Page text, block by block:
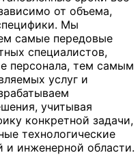
от объема,
Мы
самые передовые
специалистов,
персонала, тем самым
услуг и
учитывая
конкретной задачи,
технологические
и инженерной области.